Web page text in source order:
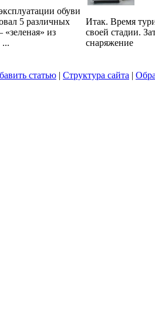
обуви
5 различных
из
...
Итак. Время
своей стадии.
снаряжение
статью | Структура сайта |